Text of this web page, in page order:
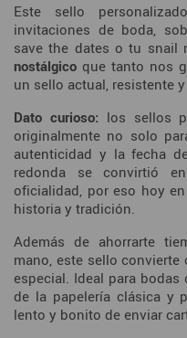
Este sello
invitaciones de boda,
save the dates o tu snail
nostálgico que tanto nos
un sello actual, resistente
Dato curioso: los sellos
originalmente no solo
autenticidad y la fecha
redonda se convirtió
oficialidad, por eso hoy
historia y tradición.
Además de ahorrarte
mano, este sello convierte
especial. Ideal para
de la papelería clásica y
lento y bonito de enviar